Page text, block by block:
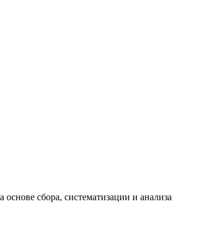
сбора, систематизации и анализа